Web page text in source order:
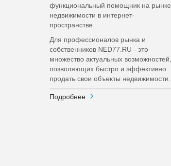
функциональный помощник на рынке
недвижимости в интернет-
пространстве.
Для профессионалов рынка и
собственников NED77.RU - это
множество актуальных возможностей,
позволяющих быстро и эффективно
продать свои объекты недвижимости.
Подробнее